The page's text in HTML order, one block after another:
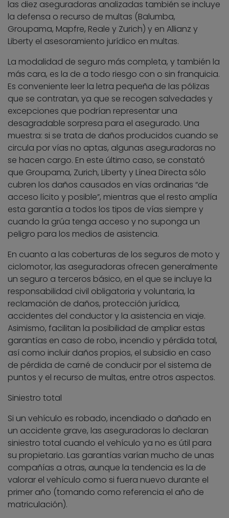
las diez aseguradoras analizadas también se incluye
la defensa o recurso de multas (Balumba,
Groupama, Mapfre, Reale y Zurich) y en Allianz y
Liberty el asesoramiento jurídico en multas.
La modalidad de seguro más completa, y también la
más cara, es la de a todo riesgo con o sin franquicia.
Es conveniente leer la letra pequeña de las pólizas
que se contratan, ya que se recogen salvedades y
excepciones que podrían representar una
desagradable sorpresa para el asegurado. Una
muestra: si se trata de daños producidos cuando se
circula por vías no aptas, algunas aseguradoras no
se hacen cargo. En este último caso, se constató
que Groupama, Zurich, Liberty y Línea Directa sólo
cubren los daños causados en vías ordinarias “de
acceso lícito y posible”, mientras que el resto amplía
esta garantía a todos los tipos de vías siempre y
cuando la grúa tenga acceso y no suponga un
peligro para los medios de asistencia.
En cuanto a las coberturas de los seguros de moto y
ciclomotor, las aseguradoras ofrecen generalmente
un seguro a terceros básico, en el que se incluye la
responsabilidad civil obligatoria y voluntaria, la
reclamación de daños, protección jurídica,
accidentes del conductor y la asistencia en viaje.
Asimismo, facilitan la posibilidad de ampliar estas
garantías en caso de robo, incendio y pérdida total,
así como incluir daños propios, el subsidio en caso
de pérdida de carné de conducir por el sistema de
puntos y el recurso de multas, entre otros aspectos.
Siniestro total
Si un vehículo es robado, incendiado o dañado en
un accidente grave, las aseguradoras lo declaran
siniestro total cuando el vehículo ya no es útil para
su propietario. Las garantías varían mucho de unas
compañías a otras, aunque la tendencia es la de
valorar el vehículo como si fuera nuevo durante el
primer año (tomando como referencia el año de
matriculación).